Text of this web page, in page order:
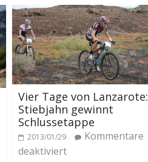
Vier Tage von Lanzarote:
Stiebjahn gewinnt
Schlussetappe
2013/01/29
Kommentare
deaktiviert